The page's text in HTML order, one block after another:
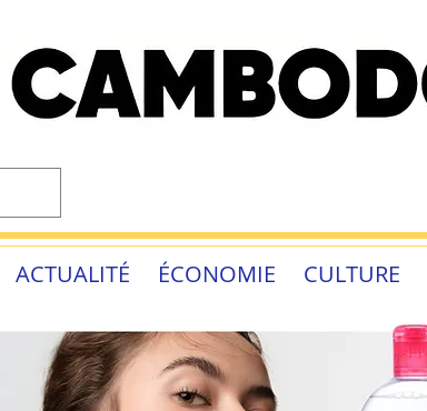
ACTUALITÉ ÉCONOMIE CULTURE